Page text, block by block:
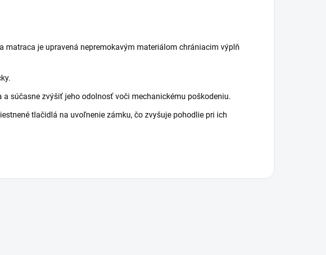
je upravená nepremokavým materiálom chrániacim výplň
súčasne zvýšiť jeho odolnosť voči mechanickému poškodeniu.
tlačidlá na uvoľnenie zámku, čo zvyšuje pohodlie pri ich